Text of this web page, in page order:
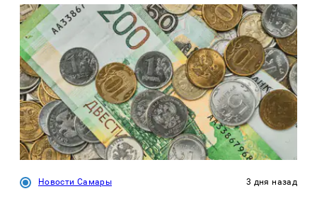
Новости Самары 3 дня назад